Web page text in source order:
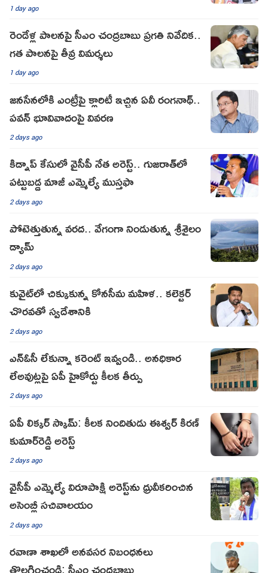
1 day ago
రెండేళ్ల పాలనపై సీఎం చంద్రబాబు ప్రగతి నివేదిక..
గత పాలనపై తీవ్ర విమర్శలు
1 day ago
జనసేనలోకి ఎంట్రీపై క్లారిటీ ఇచ్చిన ఏవీ రంగనాథ్..
పవన్ భూవివాదంపై వివరణ
2 days ago
కిడ్నాప్ కేసులో వైసీపీ నేత అరెస్ట్.. గుజరాత్‌లో
పట్టుబడ్డ మాజీ ఎమ్మెల్యే ముస్తఫా
2 days ago
పోటెత్తుతున్న వరద.. వేగంగా నిండుతున్న శ్రీశైలం
డ్యామ్
2 days ago
కువైట్‌లో చిక్కుకున్న కోనసీమ మహిళ.. కలెక్టర్
చొరవతో స్వదేశానికి
2 days ago
ఎన్ఓసీ లేకున్నా కరెంట్ ఇవ్వండి.. అనధికార
లేఅవుట్లపై ఏపీ హైకోర్టు కీలక తీర్పు
2 days ago
ఏపీ లిక్కర్ స్కామ్: కీలక నిందితుడు ఈశ్వర్ కిరణ్
కుమార్‌రెడ్డి అరెస్ట్
2 days ago
వైసీపీ ఎమ్మెల్యే విరూపాక్షి అరెస్ట్‌ను ధ్రువీకరించిన
అసెంబ్లీ సచివాలయం
2 days ago
రవాణా శాఖలో అనవసర నిబంధనలు